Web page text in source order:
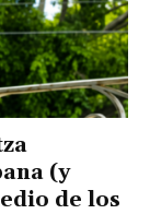
(y
de los